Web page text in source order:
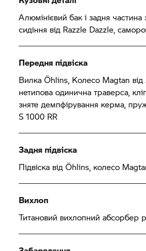
Алюмінієвий бак і задня частина
сидіння від Razzle Dazzle,
Передня підвіска
Вилка Öhlins, Колесо Magtan від
нетипова одинична траверса,
зняте демпфірування керма,
S 1000 RR
Задня підвіска
Підвіска від Öhlins, колесо
Вихлоп
Титановий вихлопний абсорбер